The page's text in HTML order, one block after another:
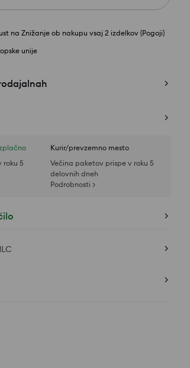
na Znižanje ob nakupu vsaj 2 izdelkov (Pogoji)
unije
roku 5
Kurir/prevzemno mesto
Večina paketov prispe v roku 5
delovnih dneh
Podrobnosti >